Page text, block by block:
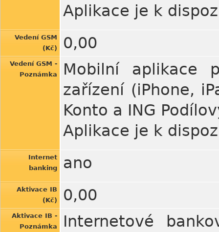
Aplikace je k
Vedení GSM
(Kč)
0,00
Vedení GSM -
Poznámka
Mobilní aplikace
zařízení (iPhone,
Konto a ING
Aplikace je k
Internet
banking
ano
Aktivace IB
(Kč)
0,00
Aktivace IB -
Poznámka
Internetové